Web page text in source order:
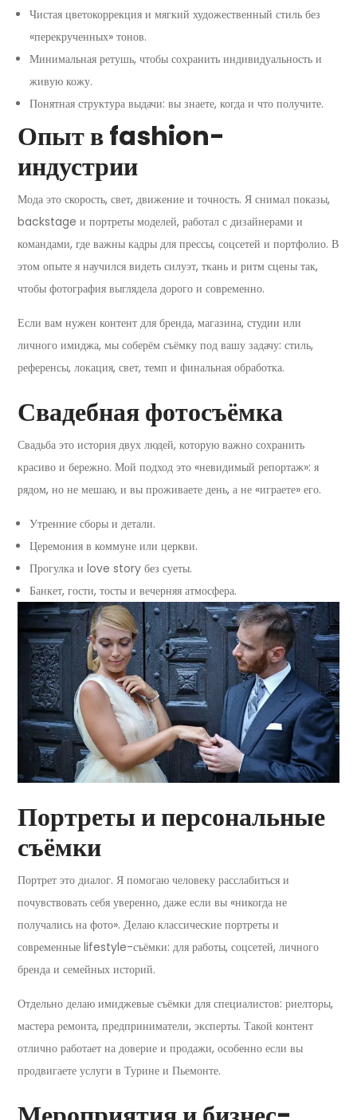
Чистая цветокоррекция и мягкий художественный стиль без
«перекрученных» тонов.
Минимальная ретушь, чтобы сохранить индивидуальность и
живую кожу.
Понятная структура выдачи: вы знаете, когда и что получите.
Опыт в fashion-
индустрии
Мода это скорость, свет, движение и точность. Я снимал показы,
backstage и портреты моделей, работал с дизайнерами и
командами, где важны кадры для прессы, соцсетей и портфолио. В
этом опыте я научился видеть силуэт, ткань и ритм сцены так,
чтобы фотография выглядела дорого и современно.
Если вам нужен контент для бренда, магазина, студии или
личного имиджа, мы соберём съёмку под вашу задачу: стиль,
референсы, локация, свет, темп и финальная обработка.
Свадебная фотосъёмка
Свадьба это история двух людей, которую важно сохранить
красиво и бережно. Мой подход это «невидимый репортаж»: я
рядом, но не мешаю, и вы проживаете день, а не «играете» его.
Утренние сборы и детали.
Церемония в коммуне или церкви.
Прогулка и love story без суеты.
Банкет, гости, тосты и вечерняя атмосфера.
Портреты и персональные
съёмки
Портрет это диалог. Я помогаю человеку расслабиться и
почувствовать себя уверенно, даже если вы «никогда не
получались на фото». Делаю классические портреты и
современные lifestyle-съёмки: для работы, соцсетей, личного
бренда и семейных историй.
Отдельно делаю имиджевые съёмки для специалистов: риелторы,
мастера ремонта, предприниматели, эксперты. Такой контент
отлично работает на доверие и продажи, особенно если вы
продвигаете услуги в Турине и Пьемонте.